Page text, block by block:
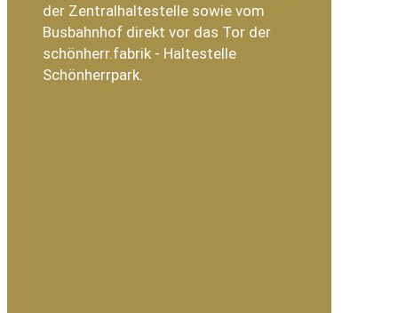
der Zentralhaltestelle sowie vom
Busbahnhof direkt vor das Tor der
schönherr.fabrik - Haltestelle
Schönherrpark.